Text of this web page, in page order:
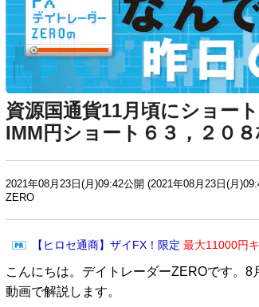
資源国通貨11月頃にショー
IMM円ショート６３，２０８
2021年08月23日(月)09:42公開 (2021年08月23日(月
ZERO
【ヒロセ通商】ザイFX！限定 最大11000円
こんにちは。デイトレーダーZEROです。
動画で解説します。